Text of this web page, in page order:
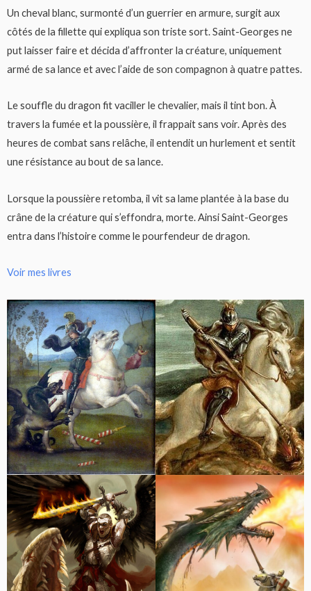
Un cheval blanc, surmonté d’un guerrier en armure, surgit aux
côtés de la fillette qui expliqua son triste sort. Saint-Georges ne
put laisser faire et décida d’affronter la créature, uniquement
armé de sa lance et avec l’aide de son compagnon à quatre pattes.
Le souffle du dragon fit vaciller le chevalier, mais il tint bon. À
travers la fumée et la poussière, il frappait sans voir. Après des
heures de combat sans relâche, il entendit un hurlement et sentit
une résistance au bout de sa lance.
Lorsque la poussière retomba, il vit sa lame plantée à la base du
crâne de la créature qui s’effondra, morte. Ainsi Saint-Georges
entra dans l’histoire comme le pourfendeur de dragon.
Voir mes livres